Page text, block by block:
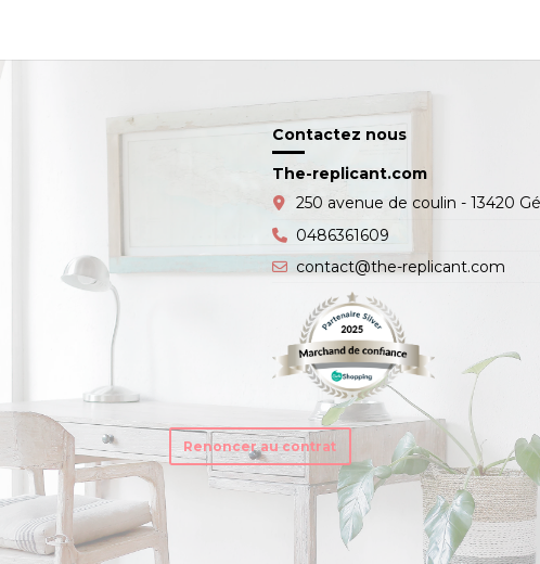
Contactez nous
The-replicant.com
250 avenue de coulin - 13420
0486361609
contact@the-replicant.com
Renoncer au contrat